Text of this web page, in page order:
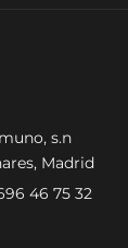
s.n
Madrid
46 75 32